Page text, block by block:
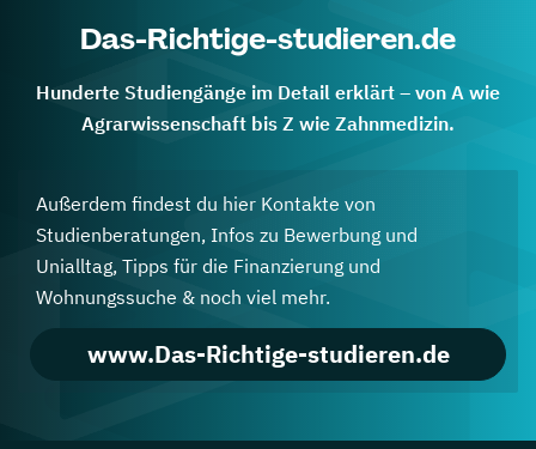
Das-Richtige-studieren.de
Hunderte Studiengänge im Detail erklärt – von A wie
Agrarwissenschaft bis Z wie Zahnmedizin.
Außerdem findest du hier Kontakte von
Studienberatungen, Infos zu Bewerbung und
Unialltag, Tipps für die Finanzierung und
Wohnungssuche & noch viel mehr.
www.Das-Richtige-studieren.de